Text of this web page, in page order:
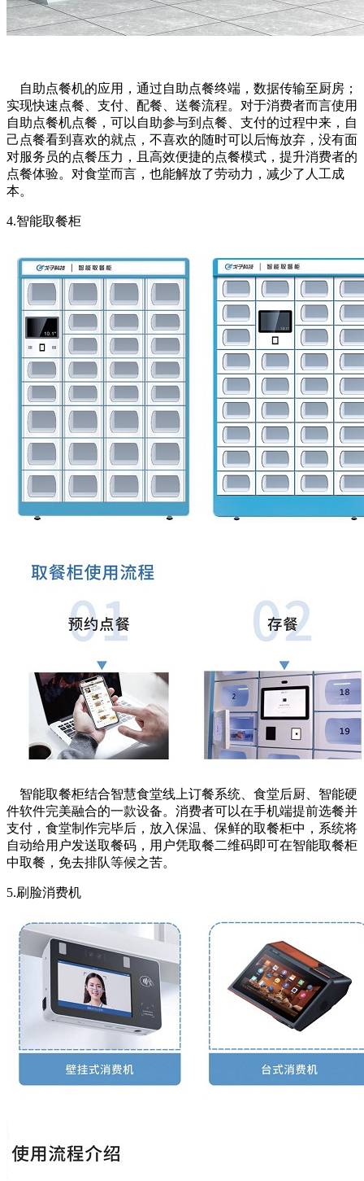
自助点餐机的应用，通过自助点餐终端，数据传输至厨房；
实现快速点餐、支付、配餐、送餐流程。对于消费者而言使用
自助点餐机点餐，可以自助参与到点餐、支付的过程中来，自
己点餐看到喜欢的就点，不喜欢的随时可以后悔放弃，没有面
对服务员的点餐压力，且高效便捷的点餐模式，提升消费者的
点餐体验。对食堂而言，也能解放了劳动力，减少了人工成
本。
4.智能取餐柜
智能取餐柜结合智慧食堂线上订餐系统、食堂后厨、智能硬
件软件完美融合的一款设备。消费者可以在手机端提前选餐并
支付，食堂制作完毕后，放入保温、保鲜的取餐柜中，系统将
自动给用户发送取餐码，用户凭取餐二维码即可在智能取餐柜
中取餐，免去排队等候之苦。
5.刷脸消费机